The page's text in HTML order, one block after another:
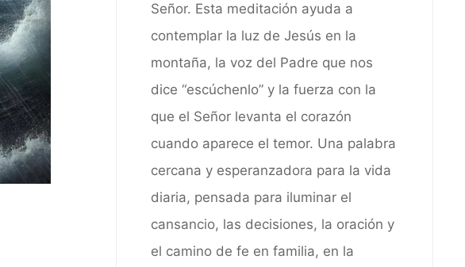
Señor. Esta meditación ayuda a
contemplar la luz de Jesús en la
montaña, la voz del Padre que nos
dice “escúchenlo” y la fuerza con la
que el Señor levanta el corazón
cuando aparece el temor. Una palabra
cercana y esperanzadora para la vida
diaria, pensada para iluminar el
cansancio, las decisiones, la oración y
el camino de fe en familia, en la